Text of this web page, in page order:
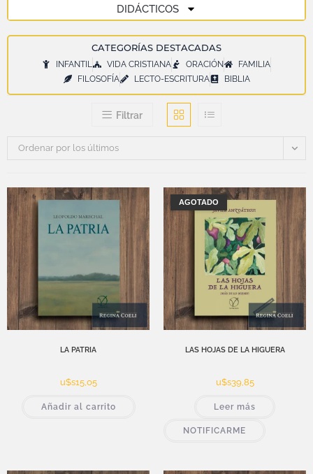
DIDÁCTICOS
CATEGORÍAS DESTACADAS
INFANTIL VIDA CRISTIANA ORACIÓN
FAMILIA
FILOSOFÍA
LECTO-ESCRITURA BIBLIA
Filtrar
Ordenar por los últimos
LA PATRIA
u$s15,05
Añadir al carrito
AGOTADO
LAS HOJAS DE LA HIGUERA
u$s39,85
Leer más
NOTIFICARME